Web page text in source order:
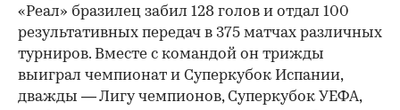
«Реал» бразилец забил 128 голов и отдал 100
результативных передач в 375 матчах различных
турниров. Вместе с командой он трижды
выиграл чемпионат и Суперкубок Испании,
дважды — Лигу чемпионов, Суперкубок УЕФА,